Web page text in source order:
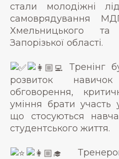
стали молодіжні
самоврядування
Хмельницького
Запорізької області.
Тренінг
розвиток навичок
обговорення,
уміння брати участь
що стосуються
студентського життя.